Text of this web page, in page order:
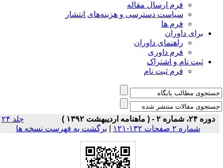
فرم ارسال مقاله
سیاست دسترسی و هزینه‌های انتشار
فرم ها
برای داوران
راهنمای داوران
فرم داوری
ثبت نام و اشتراک
فرم ثبت نام
دوره ۲۴، شماره ۲ - ( ماهنامه اردیبهشت ۱۳۹۲ )
جلد ۲۴
شماره ۲ صفحات ۱۳۲-۱۲۱
| برگشت به فهرست نسخه ها